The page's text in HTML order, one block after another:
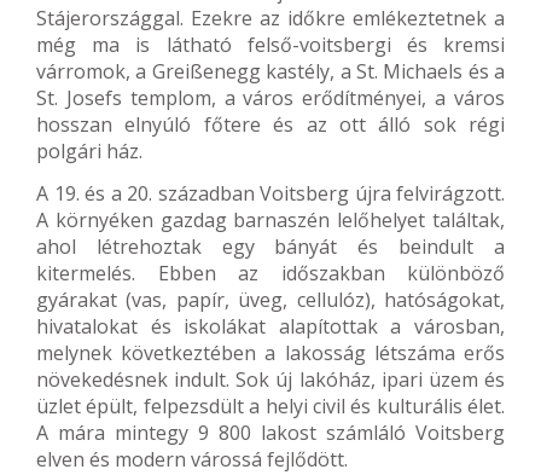
Stájerországgal. Ezekre az időkre emlékeztetnek a
még ma is látható felső-voitsbergi és kremsi
várromok, a Greißenegg kastély, a St. Michaels és a
St. Josefs templom, a város erődítményei, a város
hosszan elnyúló főtere és az ott álló sok régi
polgári ház.
A 19. és a 20. században Voitsberg újra felvirágzott.
A környéken gazdag barnaszén lelőhelyet találtak,
ahol létrehoztak egy bányát és beindult a
kitermelés. Ebben az időszakban különböző
gyárakat (vas, papír, üveg, cellulóz), hatóságokat,
hivatalokat és iskolákat alapítottak a városban,
melynek következtében a lakosság létszáma erős
növekedésnek indult. Sok új lakóház, ipari üzem és
üzlet épült, felpezsdült a helyi civil és kulturális élet.
A mára mintegy 9 800 lakost számláló Voitsberg
elven és modern várossá fejlődött.